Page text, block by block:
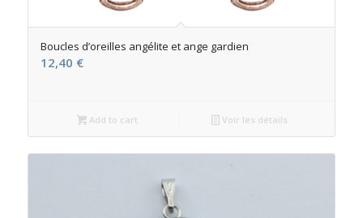
Boucles d’oreilles angélite et ange gardien
12,40 €
Add to cart Voir les détails